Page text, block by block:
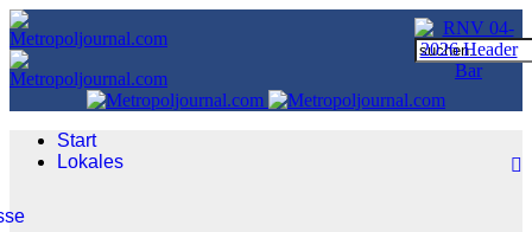
Start
Lokales